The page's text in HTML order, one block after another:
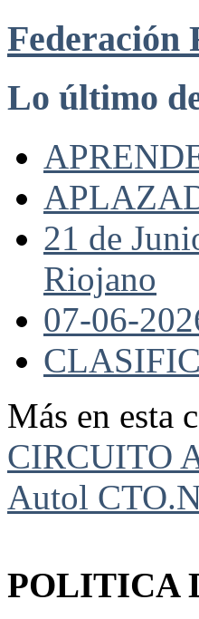
Federación
Lo último
21 de
Riojano
07-06-
Más en esta
CIRCUITO
Autol
POLITICA